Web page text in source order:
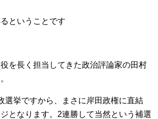
ということです
を長く担当してきた政治評論家の田村
選挙ですから、まさに岸田政権に直結
となります。2連勝して当然という補選